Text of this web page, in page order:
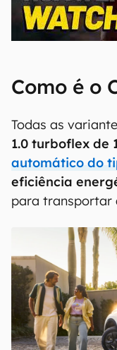
00:00/04:51
Como é o
Todas as
1.0 turboflex de
automático do
eficiência
para transportar